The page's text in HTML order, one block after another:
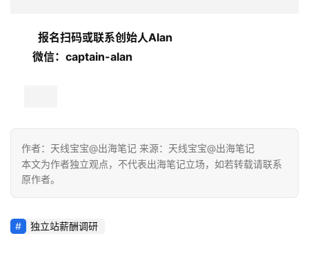
b
干
货
精
选
报名扫码或联系创始人Alan
微信：captain-alan
作者：天线宝宝@出海笔记 来源：天线宝宝@出海笔记
本文为作者独立观点，不代表出海笔记立场，如若转载请联系
原作者。
独立站薪酬调研